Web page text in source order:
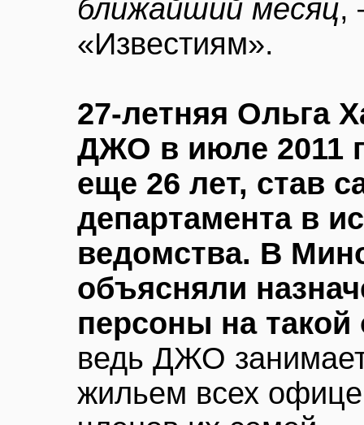
ближайший месяц,
«Известиям».
27-летняя Ольга
ДЖО в июле 2011
еще 26 лет, став
департамента в
ведомства. В
объясняли
персоны на такой
ведь ДЖО
жильем всех